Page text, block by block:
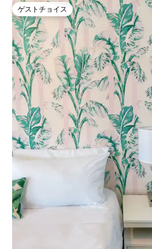
ゲストチョイス
ゲストチョイス